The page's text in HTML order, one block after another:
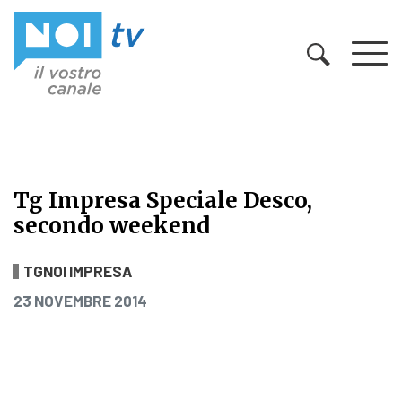
Tg Impresa Speciale Desco,
secondo weekend
Tg Impresa Speciale Desco,
TGNOI IMPRESA
PUBBLICATO IL
23 NOVEMBRE 2014